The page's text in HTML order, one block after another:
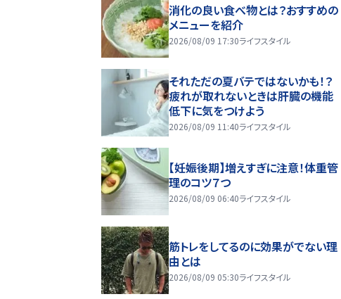
消化の良い食べ物とは？おすすめの
メニューを紹介
2026/08/09 17:30ライフスタイル
それただの夏バテではないかも！？
疲れが取れないときは肝臓の機能
低下に気をつけよう
2026/08/09 11:40ライフスタイル
【妊娠後期】増えすぎに注意！体重管
理のコツ７つ
2026/08/09 06:40ライフスタイル
筋トレをしてるのに効果がでない理
由とは
2026/08/09 05:30ライフスタイル